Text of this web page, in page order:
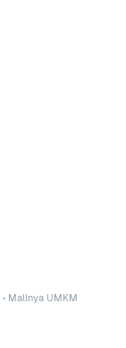
• Mallnya UMKM